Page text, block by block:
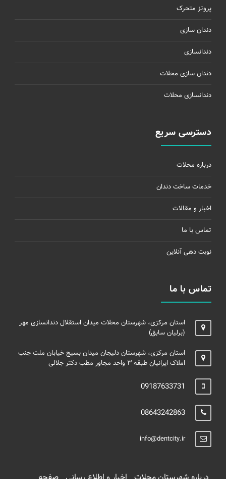
پروتز متحرک
دندان سازی
دندانسازی
دندان سازی محلات
دندانسازی محلات
دسترسی سریع
درباره محلات
خدمات ساخت دندان
اخبار و مقالات
تماس با ما
نوبت دهی آنلاین
تماس با ما
استان مرکزی، شهرستان محلات میدان استقلال دندانسازی مهر
(برلیان سابق)
استان مرکزی، شهرستان دلیجان میدان بسیج خیابان ملت جنب
املاک ایرانیان طبقه ۳ واحد مجاور مطب دکتر جلالی
09187633731
08643242863
info@dentcity.ir